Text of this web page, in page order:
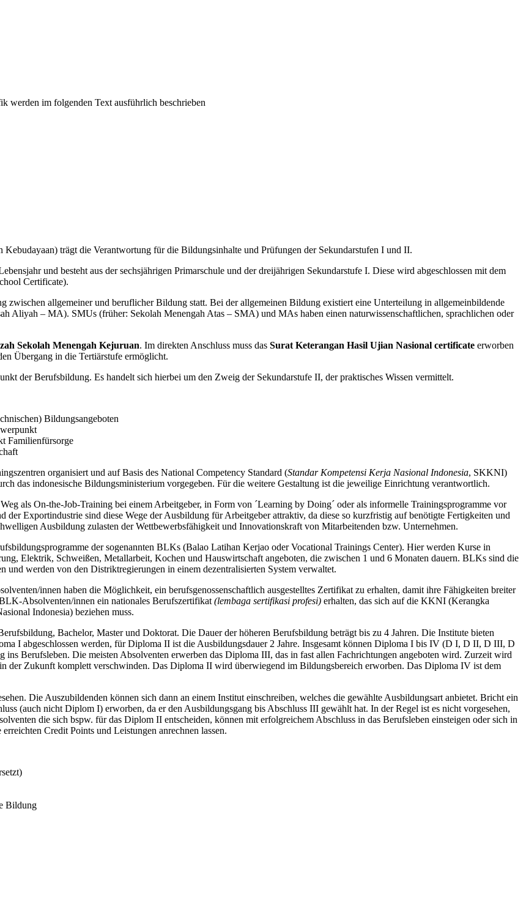
Kebudayaan) trägt die Verantwortung für die Bildungsinhalte und Prüfungen der Sekundarstufen I und II.
und besteht aus der sechsjährigen Primarschule und der dreijährigen Sekundarstufe I. Diese wird abgeschlossen mit dem
Certificate).
zwischen allgemeiner und beruflicher Bildung statt. Bei der allgemeinen Bildung existiert eine Unterteilung in allgemeinbildende
Aliyah – MA). SMUs (früher: Sekolah Menengah Atas – SMA) und MAs haben einen naturwissenschaftlichen, sprachlichen oder
Sekolah Menengah Kejuruan. Im direkten Anschluss muss das Surat Keterangan Hasil Ujian Nasional certificate erworben
Übergang in die Tertiärstufe ermöglicht.
der Berufsbildung. Es handelt sich hierbei um den Zweig der Sekundarstufe II, der praktisches Wissen vermittelt.
Bildungsangeboten
Familienfürsorge
organisiert und auf Basis des National Competency Standard (Standar Kompetensi Kerja Nasional Indonesia, SKKNI)
das indonesische Bildungsministerium vorgegeben. Für die weitere Gestaltung ist die jeweilige Einrichtung verantwortlich.
als On-the-Job-Training bei einem Arbeitgeber, in Form von ´Learning by Doing´ oder als informelle Trainingsprogramme vor
Exportindustrie sind diese Wege der Ausbildung für Arbeitgeber attraktiv, da diese so kurzfristig auf benötigte Fertigkeiten und
Ausbildung zulasten der Wettbewerbsfähigkeit und Innovationskraft von Mitarbeitenden bzw. Unternehmen.
der sogenannten BLKs (Balao Latihan Kerjao oder Vocational Trainings Center). Hier werden Kurse in
Elektrik, Schweißen, Metallarbeit, Kochen und Hauswirtschaft angeboten, die zwischen 1 und 6 Monaten dauern. BLKs sind die
werden von den Distriktregierungen in einem dezentralisierten System verwaltet.
innen haben die Möglichkeit, ein berufsgenossenschaftlich ausgestelltes Zertifikat zu erhalten, damit ihre Fähigkeiten breiter
Absolventen/innen ein nationales Berufszertifikat (lembaga sertifikasi profesi) erhalten, das sich auf die KKNI (Kerangka
Indonesia) beziehen muss.
Bachelor, Master und Doktorat. Die Dauer der höheren Berufsbildung beträgt bis zu 4 Jahren. Die Institute bieten
I abgeschlossen werden, für Diploma II ist die Ausbildungsdauer 2 Jahre. Insgesamt können Diploma I bis IV (D I, D II, D III, D
Berufsleben. Die meisten Absolventen erwerben das Diploma III, das in fast allen Fachrichtungen angeboten wird. Zurzeit wird
der Zukunft komplett verschwinden. Das Diploma II wird überwiegend im Bildungsbereich erworben. Das Diploma IV ist dem
Die Auszubildenden können sich dann an einem Institut einschreiben, welches die gewählte Ausbildungsart anbietet. Bricht ein
(auch nicht Diplom I) erworben, da er den Ausbildungsgang bis Abschluss III gewählt hat. In der Regel ist es nicht vorgesehen,
die sich bspw. für das Diplom II entscheiden, können mit erfolgreichem Abschluss in das Berufsleben einsteigen oder sich in
Credit Points und Leistungen anrechnen lassen.
Bildung